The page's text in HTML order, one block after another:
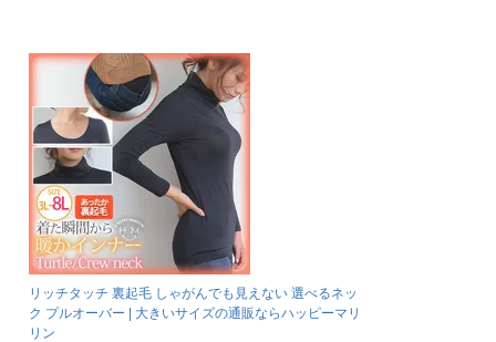
リッチタッチ 裏起毛 しゃがんでも見えない 選べるネッ
ク プルオーバー | 大きいサイズの通販ならハッピーマリ
リン